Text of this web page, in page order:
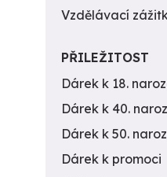
Vzdělávací
PŘILEŽITOST
Dárek k 18.
Dárek k 40.
Dárek k 50.
Dárek k promoci